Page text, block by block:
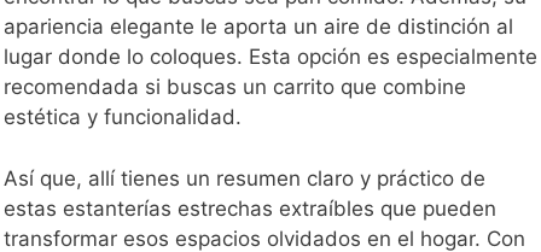
apariencia elegante le aporta un aire de distinción al
lugar donde lo coloques. Esta opción es especialmente
recomendada si buscas un carrito que combine
estética y funcionalidad.
Así que, allí tienes un resumen claro y práctico de
estas estanterías estrechas extraíbles que pueden
transformar esos espacios olvidados en el hogar. Con